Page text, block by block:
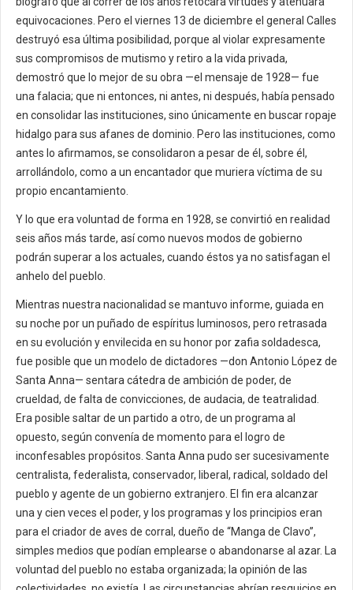
equivocaciones. Pero el viernes 13 de diciembre el general Calles
destruyó esa última posibilidad, porque al violar expresamente
sus compromisos de mutismo y retiro a la vida privada,
demostró que lo mejor de su obra —el mensaje de 1928— fue
una falacia; que ni entonces, ni antes, ni después, había pensado
en consolidar las instituciones, sino únicamente en buscar ropaje
hidalgo para sus afanes de dominio. Pero las instituciones, como
antes lo afirmamos, se consolidaron a pesar de él, sobre él,
arrollándolo, como a un encantador que muriera víctima de su
propio encantamiento.
Y lo que era voluntad de forma en 1928, se convirtió en realidad
seis años más tarde, así como nuevos modos de gobierno
podrán superar a los actuales, cuando éstos ya no satisfagan el
anhelo del pueblo.
Mientras nuestra nacionalidad se mantuvo informe, guiada en
su noche por un puñado de espíritus luminosos, pero retrasada
en su evolución y envilecida en su honor por zafia soldadesca,
fue posible que un modelo de dictadores —don Antonio López de
Santa Anna— sentara cátedra de ambición de poder, de
crueldad, de falta de convicciones, de audacia, de teatralidad.
Era posible saltar de un partido a otro, de un programa al
opuesto, según convenía de momento para el logro de
inconfesables propósitos. Santa Anna pudo ser sucesivamente
centralista, federalista, conservador, liberal, radical, soldado del
pueblo y agente de un gobierno extranjero. El fin era alcanzar
una y cien veces el poder, y los programas y los principios eran
para el criador de aves de corral, dueño de “Manga de Clavo”,
simples medios que podían emplearse o abandonarse al azar. La
voluntad del pueblo no estaba organizada; la opinión de las